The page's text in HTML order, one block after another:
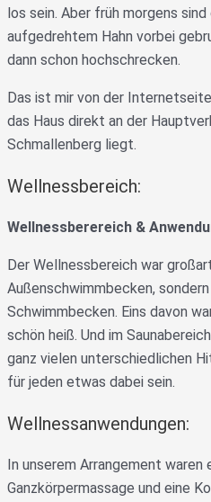
los sein. Aber früh morgens
aufgedrehtem Hahn vorbei
dann schon hochschrecken.
Das ist mir von der
das Haus direkt an der
Schmallenberg liegt.
Wellnessbereich:
Wellnessberereich &
Der Wellnessbereich war
Außenschwimmbecken,
Schwimmbecken. Eins davon
schön heiß. Und im
ganz vielen unterschiedlichen
für jeden etwas dabei sein.
Wellnessanwendungen:
In unserem Arrangement waren
Ganzkörpermassage und eine